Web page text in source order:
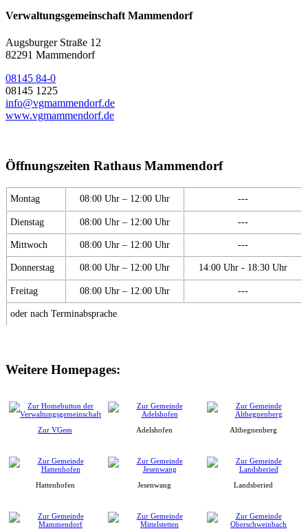
Verwaltungsgemeinschaft Mammendorf
Augsburger Straße 12
82291 Mammendorf
08145 84-0
08145 1225
info@vgmammendorf.de
www.vgmammendorf.de
Öffnungszeiten Rathaus Mammendorf
Montag 08:00 Uhr – 12:00 Uhr ---
Dienstag 08:00 Uhr – 12:00 Uhr ---
Mittwoch 08:00 Uhr – 12:00 Uhr ---
Donnerstag 08:00 Uhr – 12:00 Uhr 14:00 Uhr - 18:30 Uhr
Freitag 08:00 Uhr – 12:00 Uhr ---
oder nach Terminabsprache
Weitere Homepages:
Zur VGem Adelshofen Althegnenberg
Hattenhofen Jesenwang Landsberied